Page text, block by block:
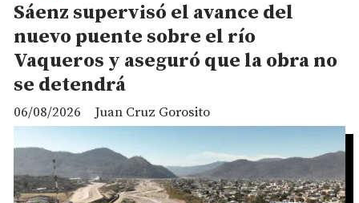
Sáenz supervisó el avance del
nuevo puente sobre el río
Vaqueros y aseguró que la obra no
se detendrá
Juan Cruz Gorosito
06/08/2026